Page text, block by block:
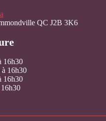
QC J2B 3K6
16h30
16h30
16h30